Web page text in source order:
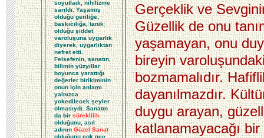
soyutladı, nihilizme
sarıldı. Yaşamış
olduğu geriliğe,
baskıcılığa, tanık
olduğu şiddet
varoluşuna uygarlık
diyerek, uygarlıktan
nefret etti.
Felsefenin, sanatın,
bilimin yüzyıllar
boyunca yarattığı
değerler birikiminin
onun için anlamı
yalnızca
yokedilecek şeyler
olmasıydı. Sanatın
da birsüreklilik
olduğunu, asıl
adınınGüzel Sanat
Gerçeklik ve
Güzellik de onu
yaşamayan, onu
bireyin varoluşundaki
bozmamalıdır.
dayanılmazdır.
duygu arayan,
katlanamayacağı